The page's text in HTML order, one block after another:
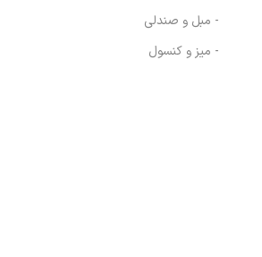
- مبل و صندلی
- میز و کنسول